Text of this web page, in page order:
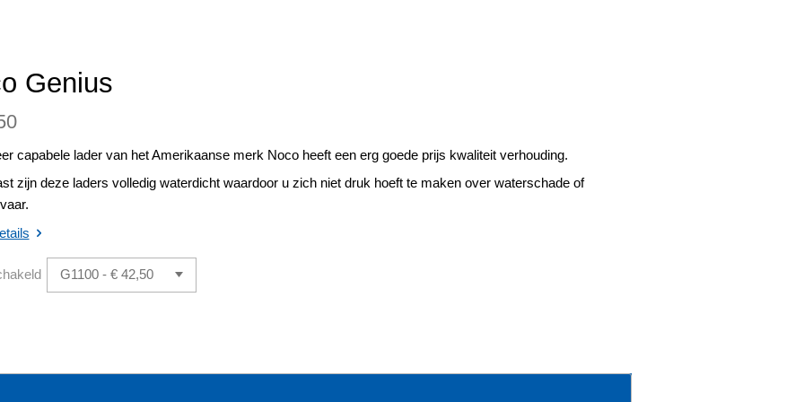
Genius
capabele lader van het Amerikaanse merk Noco heeft een erg goede prijs kwaliteit verhouding.
zijn deze laders volledig waterdicht waardoor u zich niet druk hoeft te maken over waterschade of